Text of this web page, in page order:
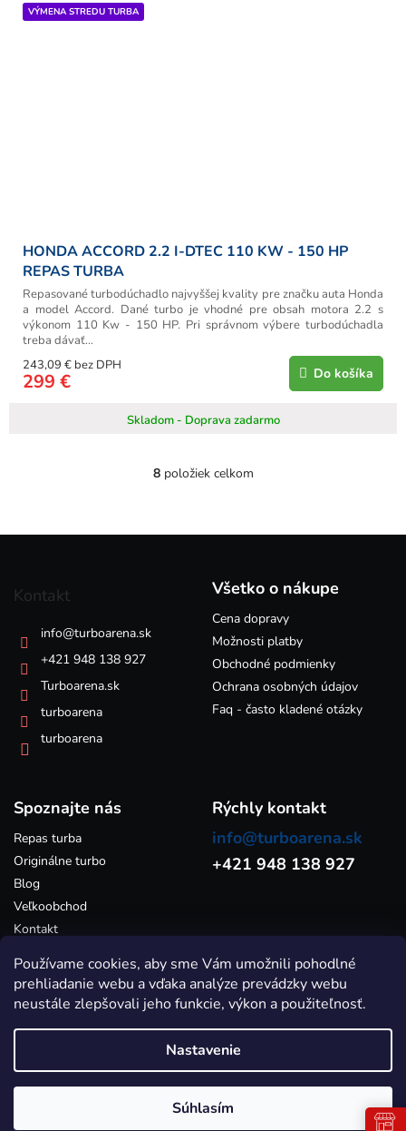
Používame cookies, aby sme Vám umožnili pohodlné
prehliadanie webu a vďaka analýze prevádzky webu
neustále zlepšovali jeho funkcie, výkon a použiteľnosť.
Nastavenie
Súhlasím
VÝMENA STREDU TURBA
HONDA ACCORD 2.2 I-DTEC 110 KW - 150 HP
REPAS TURBA
Skladom - Doprava zadarmo
243,09 € bez DPH
299 € Do košíka
Repasované turbodúchadlo najvyššej kvality pre značku auta Honda
a model Accord. Dané turbo je vhodné pre obsah motora 2.2 s
výkonom 110 Kw - 150 HP. Pri správnom výbere turbodúchadla
treba dávať...
O
á
8položiek celkom
Kontakt
info@turboarena.sk
+421 948 138 927
Turboarena.sk
turboarena
turboarena
Všetko o nákupe
Cena dopravy
Možnosti platby
Obchodné podmienky
Ochrana osobných údajov
Faq - často kladené otázky
Spoznajte nás
Repas turba
Originálne turbo
Blog
Veľkoobchod
Kontakt
Rýchly kontakt
info@turboarena.sk
+421 948 138 927
Turboarena.sk - Predaj originálnych a repasovaných